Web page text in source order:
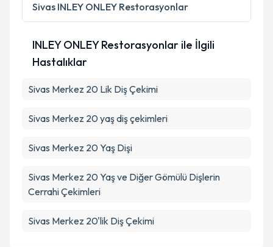
Sivas INLEY ONLEY Restorasyonlar
INLEY ONLEY Restorasyonlar ile İlgili
Hastalıklar
Sivas Merkez 20 Lik Diş Çekimi
Sivas Merkez 20 yaş diş çekimleri
Sivas Merkez 20 Yaş Dişi
Sivas Merkez 20 Yaş ve Diğer Gömülü Dişlerin
Cerrahi Çekimleri
Sivas Merkez 20'lik Diş Çekimi